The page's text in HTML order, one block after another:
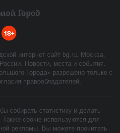
18+
интернет-сайт bg.ru. Москва,
Новости, места и события.
Города» разрешено только с
правообладателей.
собирать статистику и делать
Также cookie используются для
рекламы. Вы можете прочитать